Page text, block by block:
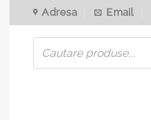
to
content
Adresa Email
Products
search